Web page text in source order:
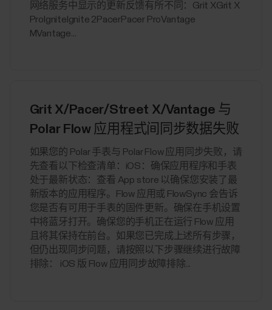
网络服务中显示的更新反馈有所不同：Grit XGrit X
ProIgniteIgnite 2PacerPacer ProVantage
MVantage...
Grit X/Pacer/Street X/Vantage 与
Polar Flow 应用程式间同步数据失败
如果您的 Polar 手表与 Polar Flow 应用同步失败，请
先查看以下检查清单：iOS：确保应用程序和手表
处于最新状态：查看 App store 以确保您安装了最
新版本的应用程序。Flow 应用或 FlowSync 会告诉
您是否有可用于手表的固件更新。确保在手机设置
中将蓝牙打开。确保您的手机正在运行 Flow 应用
且将其保持在前台。如果您已完成上述所有步骤，
但仍出现同步问题，请按照以下步骤继续进行故障
排除： iOS 版 Flow 应用同步故障排除...